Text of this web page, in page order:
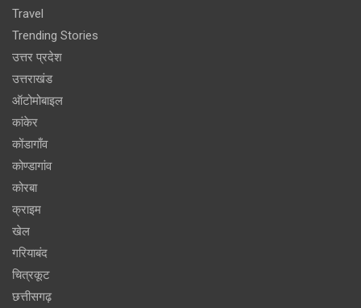
Travel
Trending Stories
उत्तर प्रदेश
उत्तराखंड
ऑटोमोबाइल
कांकेर
कोंडागाँव
कोण्डागांव
कोरबा
क्राइम
खेल
गरियाबंद
चित्रकूट
छत्तीसगढ़